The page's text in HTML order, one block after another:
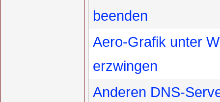
beenden
Aero-Grafik unter
erzwingen
Anderen DNS-